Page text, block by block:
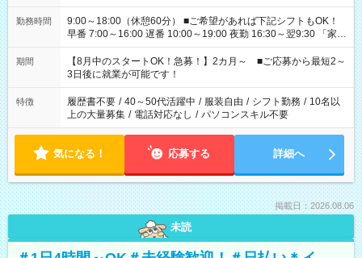
勤務時間
9:00～18:00（休憩60分） ■ご希望があれば下記シフトもOK！
早番 7:00～16:00 遅番 10:00～19:00 夜勤 16:30～翌9:30 「家族
と休みを合わせたい」 「余裕を持って夕飯の準備がしたい」
「できれば残業はしたくない」 など、ご希望を教えてください
ね。 ※Wワーク希望の方へ 今ご覧のお仕事で希望する勤務時間
と、もう1つのお仕事の勤務時間。 合計で週40時間を超える場
合は応募できません。
期間
【8月中のスタートOK！急募！】2カ月～ ■ご応募から最短2～
3日後に就業が可能です！
特徴 履歴書不要 / 40～50代活躍中 / 服装自由 / シフト勤務 / 10名以
上の大量募集 / 電話対応なし / パソコンスキル不要
気になる！ 応募する 詳細へ
掲載日：2026.08.06
未読